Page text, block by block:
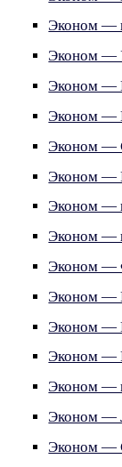
Эконом —
Эконом —
Эконом —
Эконом —
Эконом —
Эконом —
Эконом —
Эконом —
Эконом —
Эконом —
Эконом —
Эконом —
Эконом —
Эконом —
Эконом —